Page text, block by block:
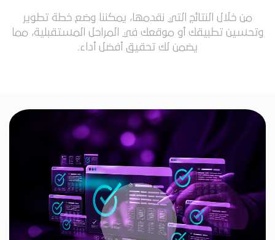
من خلال النتائج التي نقدمها، يمكننا وضع خطة تطوير
وتحسين تطبيقك أو موقعك في المراحل المستقبلية، مما
يضمن لك تحقيق أفضل أداء.